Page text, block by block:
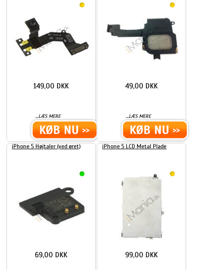
...LÆS MERE
149,00 DKK
...LÆS MERE
49,00 DKK
iPhone 5 Højtaler (ved øret)
69,00 DKK
iPhone 5 LCD Metal Plade
99,00 DKK